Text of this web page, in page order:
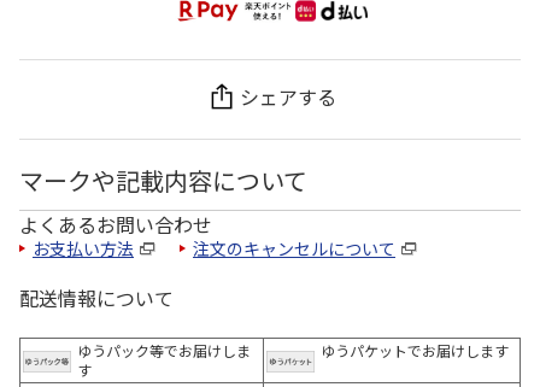
シェアする
マークや記載内容について
よくあるお問い合わせ
お支払い方法 注文のキャンセルについて
配送情報について
ゆうパック等でお届けしま
す
ゆうパケットでお届けします